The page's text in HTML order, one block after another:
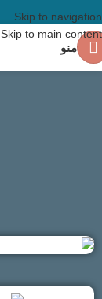
Skip to navigation
Skip to main content
منو